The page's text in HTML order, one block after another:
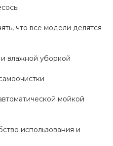
что все модели делятся
влажной уборкой
мойкой
использования и